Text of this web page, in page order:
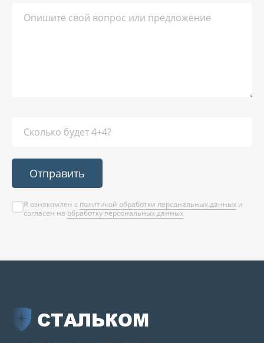
Отправить
Я ознакомлен с политикой обработки персональных данных и
согласен на обработку персональных данных
СТАЛЬКОМ